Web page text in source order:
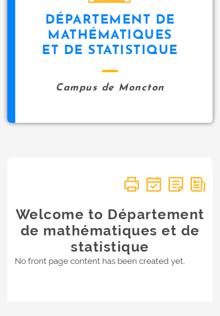
DÉPARTEMENT DE
MATHÉMATIQUES
ET DE STATISTIQUE
Campus de Moncton
Welcome to Département
de mathématiques et de
statistique
No front page content has been created yet.